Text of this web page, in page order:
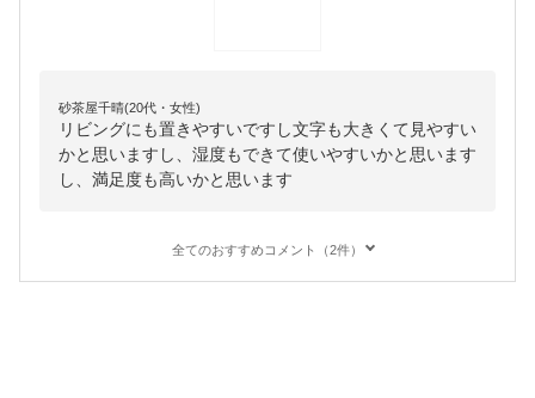
砂茶屋千晴(20代・女性)
リビングにも置きやすいですし文字も大きくて見やすい
かと思いますし、湿度もできて使いやすいかと思います
し、満足度も高いかと思います
全てのおすすめコメント（2件）